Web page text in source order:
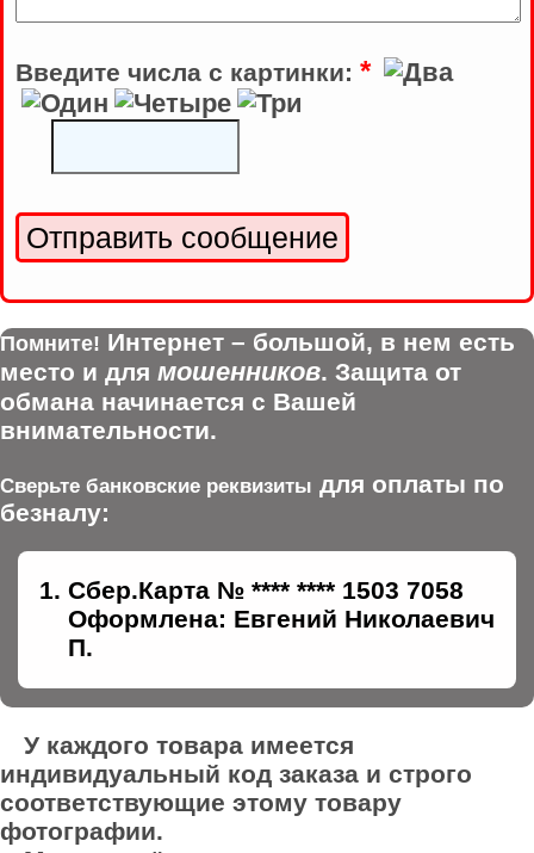
Введите числа с картинки: *
Помните! Интернет – большой, в нем есть
место и для мошенников. Защита от
обмана начинается с Вашей
внимательности.
Сверьте банковские реквизиты для оплаты по
безналу:
Сбер.Карта № **** **** 1503 7058
Оформлена: Евгений Николаевич
П.
У каждого товара имеется
индивидуальный код заказа и строго
соответствующие этому товару
фотографии.